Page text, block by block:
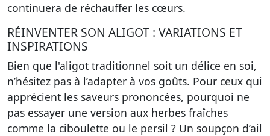
continuera de réchauffer les cœurs.
RÉINVENTER SON ALIGOT : VARIATIONS ET
INSPIRATIONS
Bien que l'aligot traditionnel soit un délice en soi,
n’hésitez pas à l’adapter à vos goûts. Pour ceux qui
apprécient les saveurs prononcées, pourquoi ne
pas essayer une version aux herbes fraîches
comme la ciboulette ou le persil ? Un soupçon d’ail